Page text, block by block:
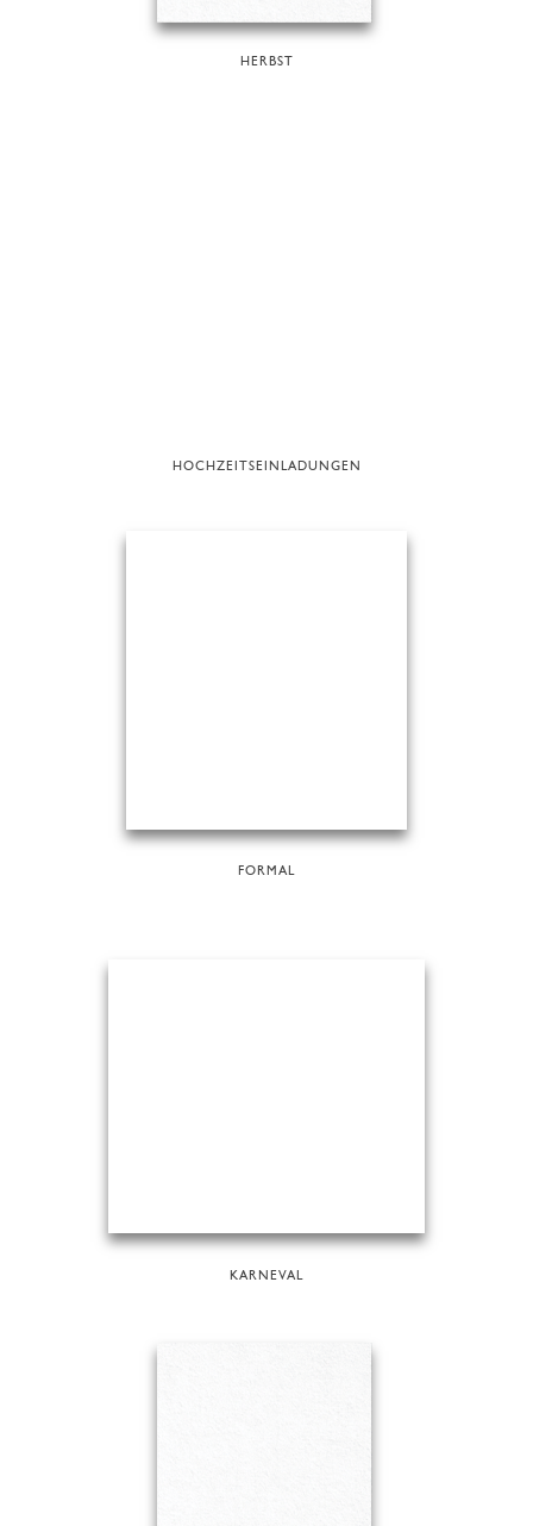
HERBST
HOCHZEITSEINLADUNGEN
FORMAL
KARNEVAL